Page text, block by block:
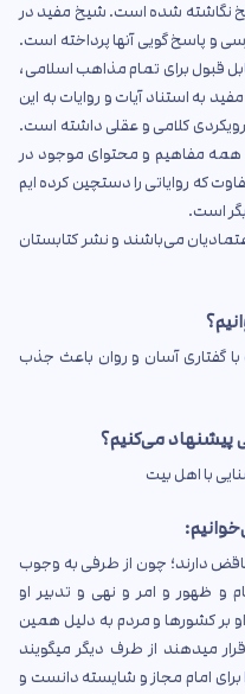
نگاشته شده است. شیخ مفید در
و پاسخ گویی آنها پرداخته است.
قبول برای تمام مذاهب اسلامی،
به استناد آیات و روایات به این
کلامی و عقلی داشته است.
همه مفاهیم و محتوای موجود در
که روایاتی را دستچین کرده ایم
است.
می‌باشند و نشر کتابستان
گفتاری آسان و روان باعث جذب
پیشنهاد می‌کنیم؟
با اهل بیت
دارند؛ چون از طرفی به وجوب
و ظهور و امر و نهی و تدبیر او
بر کشورها و مردم به دلیل همین
میدهند از طرف دیگر میگویند
برای امام مجاز و شایسته دانست و